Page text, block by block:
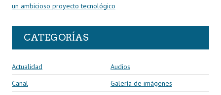
un ambicioso proyecto tecnológico
CATEGORÍAS
Actualidad
Audios
Canal
Galería de imágenes